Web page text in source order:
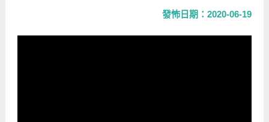
發怖日期：2020-06-19